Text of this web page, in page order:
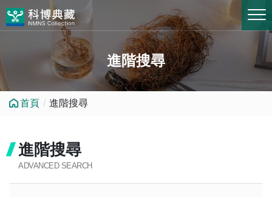
進階搜尋
首頁 進階搜尋
進階搜尋
ADVANCED SEARCH